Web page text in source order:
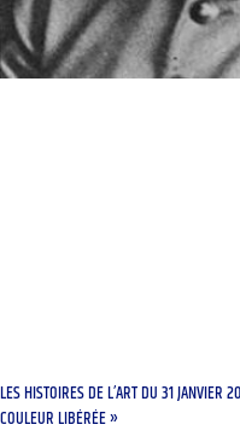
LES HISTOIRES DE L’ART DU 31 JANVIER
COULEUR LIBÉRÉE »